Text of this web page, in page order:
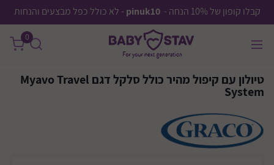
קבלו קופון של 10% הנחה - pinuk10 - לא כולל כפל מבצעים והנחות
0
טיולון עם קיפול מהיר כולל סלקל דגם Myavo Travel
System